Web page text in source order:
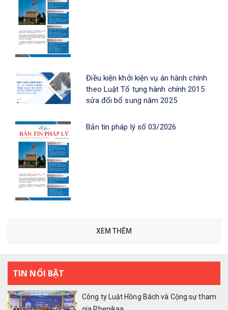
Điều kiện khởi kiện vụ án hành chính
theo Luật Tố tụng hành chính 2015
sửa đổi bổ sung năm 2025
Bản tin pháp lý số 03/2026
XEM THÊM
TIN NỔI BẬT
Công ty Luật Hồng Bách và Cộng sự tham